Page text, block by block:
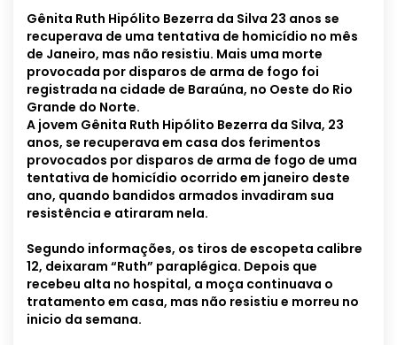
Gênita Ruth Hipólito Bezerra da Silva 23 anos se
recuperava de uma tentativa de homicídio no mês
de Janeiro, mas não resistiu. Mais uma morte
provocada por disparos de arma de fogo foi
registrada na cidade de Baraúna, no Oeste do Rio
Grande do Norte.
A jovem Gênita Ruth Hipólito Bezerra da Silva, 23
anos, se recuperava em casa dos ferimentos
provocados por disparos de arma de fogo de uma
tentativa de homicídio ocorrido em janeiro deste
ano, quando bandidos armados invadiram sua
resistência e atiraram nela.
Segundo informações, os tiros de escopeta calibre
12, deixaram “Ruth” paraplégica. Depois que
recebeu alta no hospital, a moça continuava o
tratamento em casa, mas não resistiu e morreu no
inicio da semana.